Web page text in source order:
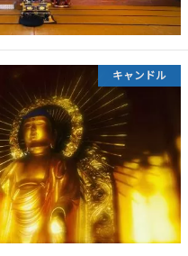
キャンドル